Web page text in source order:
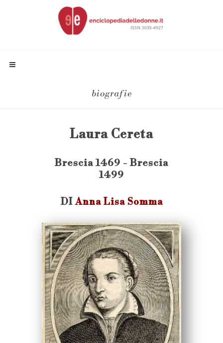
biografie
Laura Cereta
Brescia 1469 - Brescia
1499
DIAnna Lisa Somma